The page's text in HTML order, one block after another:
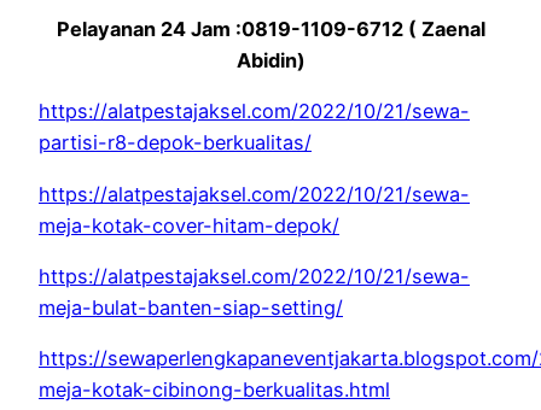
Pelayanan 24 Jam :0819-1109-6712 ( Zaenal
Abidin)
https://alatpestajaksel.com/2022/10/21/sewa-
partisi-r8-depok-berkualitas/
https://alatpestajaksel.com/2022/10/21/sewa-
meja-kotak-cover-hitam-depok/
https://alatpestajaksel.com/2022/10/21/sewa-
meja-bulat-banten-siap-setting/
https://
meja-kotak-cibinong-berkualitas.html